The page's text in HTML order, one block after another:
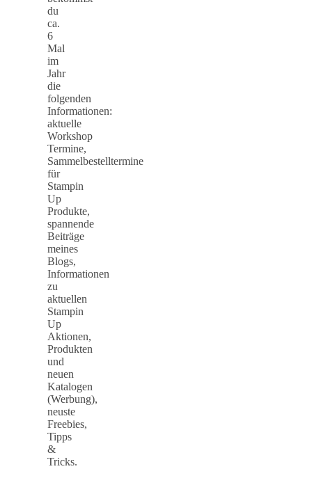
du
ca.
6
Mal
im
Jahr
die
folgenden
Informationen:
aktuelle
Workshop
Termine,
Sammelbestelltermine
für
Stampin
Up
Produkte,
spannende
Beiträge
meines
Blogs,
Informationen
zu
aktuellen
Stampin
Up
Aktionen,
Produkten
und
neuen
Katalogen
(Werbung),
neuste
Freebies,
Tipps
&
Tricks.